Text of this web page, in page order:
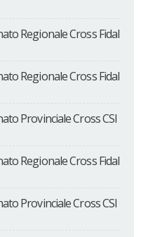
Regionale Cross Fidal
Regionale Cross Fidal
Provinciale Cross CSI
Regionale Cross Fidal
Provinciale Cross CSI